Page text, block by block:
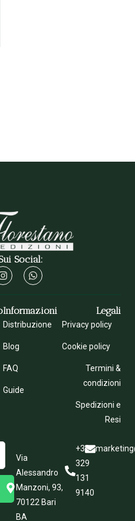
Social:
Informazioni
Distribuzione
Blog
FAQ
Guide
Legali
Privacy policy
Cookie policy
Termini &
condizioni
Spedizioni e
Resi
Via
Alessandro
Manzoni, 93,
70122 Bari
BA
+39
329
131
9140